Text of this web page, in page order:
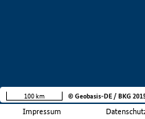
Impressum
100 km © Geobasis-DE / BKG